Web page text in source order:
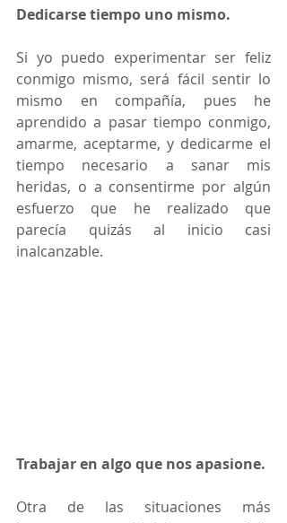
Dedicarse tiempo uno mismo.
Si yo puedo experimentar ser feliz
conmigo mismo, será fácil sentir lo
mismo en compañía, pues he
aprendido a pasar tiempo conmigo,
amarme, aceptarme, y dedicarme el
tiempo necesario a sanar mis
heridas, o a consentirme por algún
esfuerzo que he realizado que
parecía quizás al inicio casi
inalcanzable.
Trabajar en algo que nos apasione.
Otra de las situaciones más